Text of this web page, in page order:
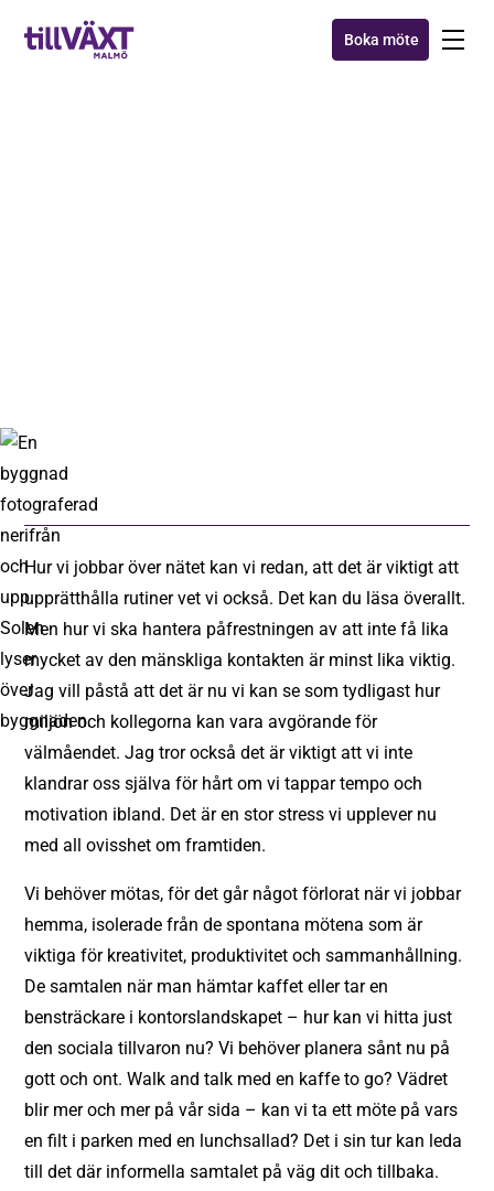
Boka möte
Hur vi jobbar över nätet kan vi redan, att det är viktigt att
upprätthålla rutiner vet vi också. Det kan du läsa överallt.
Men hur vi ska hantera påfrestningen av att inte få lika
mycket av den mänskliga kontakten är minst lika viktig.
Jag vill påstå att det är nu vi kan se som tydligast hur
miljön och kollegorna kan vara avgörande för
välmåendet. Jag tror också det är viktigt att vi inte
klandrar oss själva för hårt om vi tappar tempo och
motivation ibland. Det är en stor stress vi upplever nu
med all ovisshet om framtiden.
Vi behöver mötas, för det går något förlorat när vi jobbar
hemma, isolerade från de spontana mötena som är
viktiga för kreativitet, produktivitet och sammanhållning.
De samtalen när man hämtar kaffet eller tar en
bensträckare i kontorslandskapet – hur kan vi hitta just
den sociala tillvaron nu? Vi behöver planera sånt nu på
gott och ont. Walk and talk med en kaffeto go? Vädret
blir mer och mer på vår sida – kan vi ta ett möte på vars
en filt i parken med en lunchsallad? Det i sin tur kan leda
till det där informella samtalet på väg dit och tillbaka.